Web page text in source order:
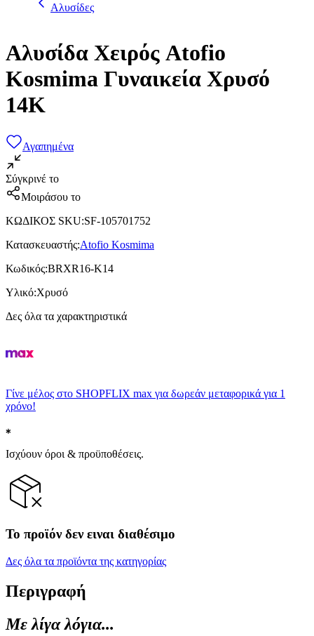
Αλυσίδες
Αλυσίδα Χειρός Atofio
Kosmima Γυναικεία Χρυσό
14Κ
Αγαπημένα
Σύγκρινέ το
Μοιράσου το
ΚΩΔΙΚΟΣ SKU:SF-105701752
Κατασκευαστής:Atofio Kosmima
Κωδικός:BRXR16-K14
Υλικό:Χρυσό
Δες όλα τα χαρακτηριστικά
Γίνε μέλος στο SHOPFLIX max για δωρεάν μεταφορικά για 1
χρόνο!
Ισχύουν όροι & προϋποθέσεις.
Το προϊόν δεν ειναι διαθέσιμο
Δες όλα τα προϊόντα της κατηγορίας
Περιγραφή
Με λίγα λόγια...